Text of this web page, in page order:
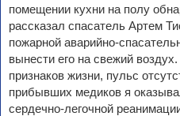
помещении кухни на полу
рассказал спасатель Артем
пожарной аварийно-
вынести его на свежий
признаков жизни, пульс
прибывших медиков я
сердечно-легочной